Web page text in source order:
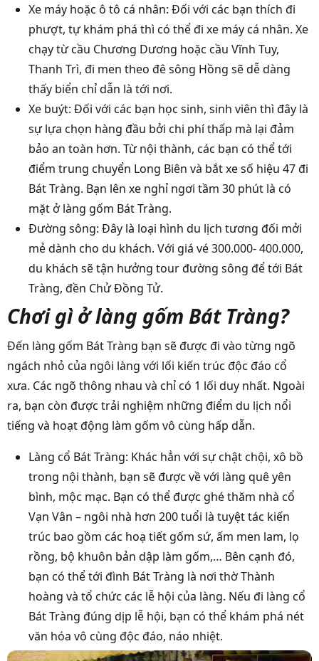
Xe máy hoặc ô tô cá nhân: Đối với các bạn thích đi
phượt, tự khám phá thì có thể đi xe máy cá nhân. Xe
chạy từ cầu Chương Dương hoặc cầu Vĩnh Tuy,
Thanh Trì, đi men theo đê sông Hồng sẽ dễ dàng
thấy biển chỉ dẫn là tới nơi.
Xe buýt: Đối với các bạn học sinh, sinh viên thì đây là
sự lựa chọn hàng đầu bởi chi phí thấp mà lại đảm
bảo an toàn hơn. Từ nội thành, các bạn có thể tới
điểm trung chuyển Long Biên và bắt xe số hiệu 47 đi
Bát Tràng. Bạn lên xe nghỉ ngơi tầm 30 phút là có
mặt ở làng gốm Bát Tràng.
Đường sông: Đây là loại hình du lịch tương đối mởi
mẻ dành cho du khách. Với giá vé 300.000- 400.000,
du khách sẽ tận hưởng tour đường sông để tới Bát
Tràng, đền Chử Đồng Tử.
Chơi gì ở làng gốm Bát Tràng?
Đến làng gốm Bát Tràng bạn sẽ được đi vào từng ngõ
ngách nhỏ của ngôi làng với lối kiến trúc độc đáo cổ
xưa. Các ngõ thông nhau và chỉ có 1 lối duy nhất. Ngoài
ra, bạn còn được trải nghiệm những điểm du lịch nổi
tiếng và hoạt động làm gốm vô cùng hấp dẫn.
Làng cổ Bát Tràng: Khác hẳn với sự chật chội, xô bồ
trong nội thành, bạn sẽ được về với làng quê yên
bình, mộc mạc. Bạn có thể được ghé thăm nhà cổ
Vạn Vân – ngôi nhà hơn 200 tuổi là tuyệt tác kiến
trúc bao gồm các hoạ tiết gốm sứ, ấm men lam, lọ
rồng, bộ khuôn bản dập làm gốm,… Bên cạnh đó,
bạn có thể tới đình Bát Tràng là nơi thờ Thành
hoàng và tổ chức các lễ hội của làng. Nếu đi làng cổ
Bát Tràng đúng dịp lễ hội, bạn có thể khám phá nét
văn hóa vô cùng độc đáo, náo nhiệt.